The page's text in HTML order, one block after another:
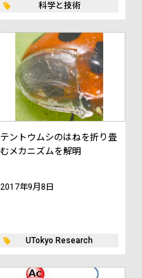
科学と技術
テントウムシのはねを折り畳
むメカニズムを解明
2017年9月8日
UTokyo Research